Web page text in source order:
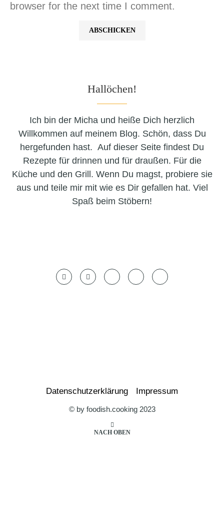
browser for the next time I comment.
Hallöchen!
Ich bin der Micha und heiße Dich herzlich
Willkommen auf meinem Blog. Schön, dass Du
hergefunden hast. Auf dieser Seite findest Du
Rezepte für drinnen und für draußen. Für die
Küche und den Grill. Wenn Du magst, probiere sie
aus und teile mir mit wie es Dir gefallen hat. Viel
Spaß beim Stöbern!
Datenschutzerklärung Impressum
© by foodish.cooking 2023
NACH OBEN